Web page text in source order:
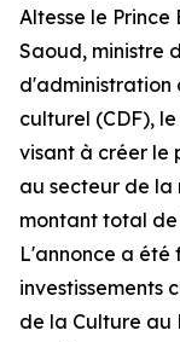
Altesse le
Saoud, ministre
d'administration
culturel (CDF),
visant à créer le
au secteur de la
montant total de
L'annonce a été
investissements
de la Culture au